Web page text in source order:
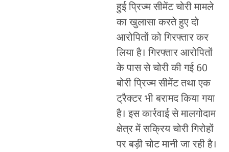
हुई प्रिज्म सीमेंट चोरी मामले
का खुलासा करते हुए दो
आरोपितों को गिरफ्तार कर
लिया है। गिरफ्तार आरोपितों
के पास से चोरी की गई 60
बोरी प्रिज्म सीमेंट तथा एक
ट्रैक्टर भी बरामद किया गया
है। इस कार्रवाई से मालगोदाम
क्षेत्र में सक्रिय चोरी गिरोहों
पर बड़ी चोट मानी जा रही है।